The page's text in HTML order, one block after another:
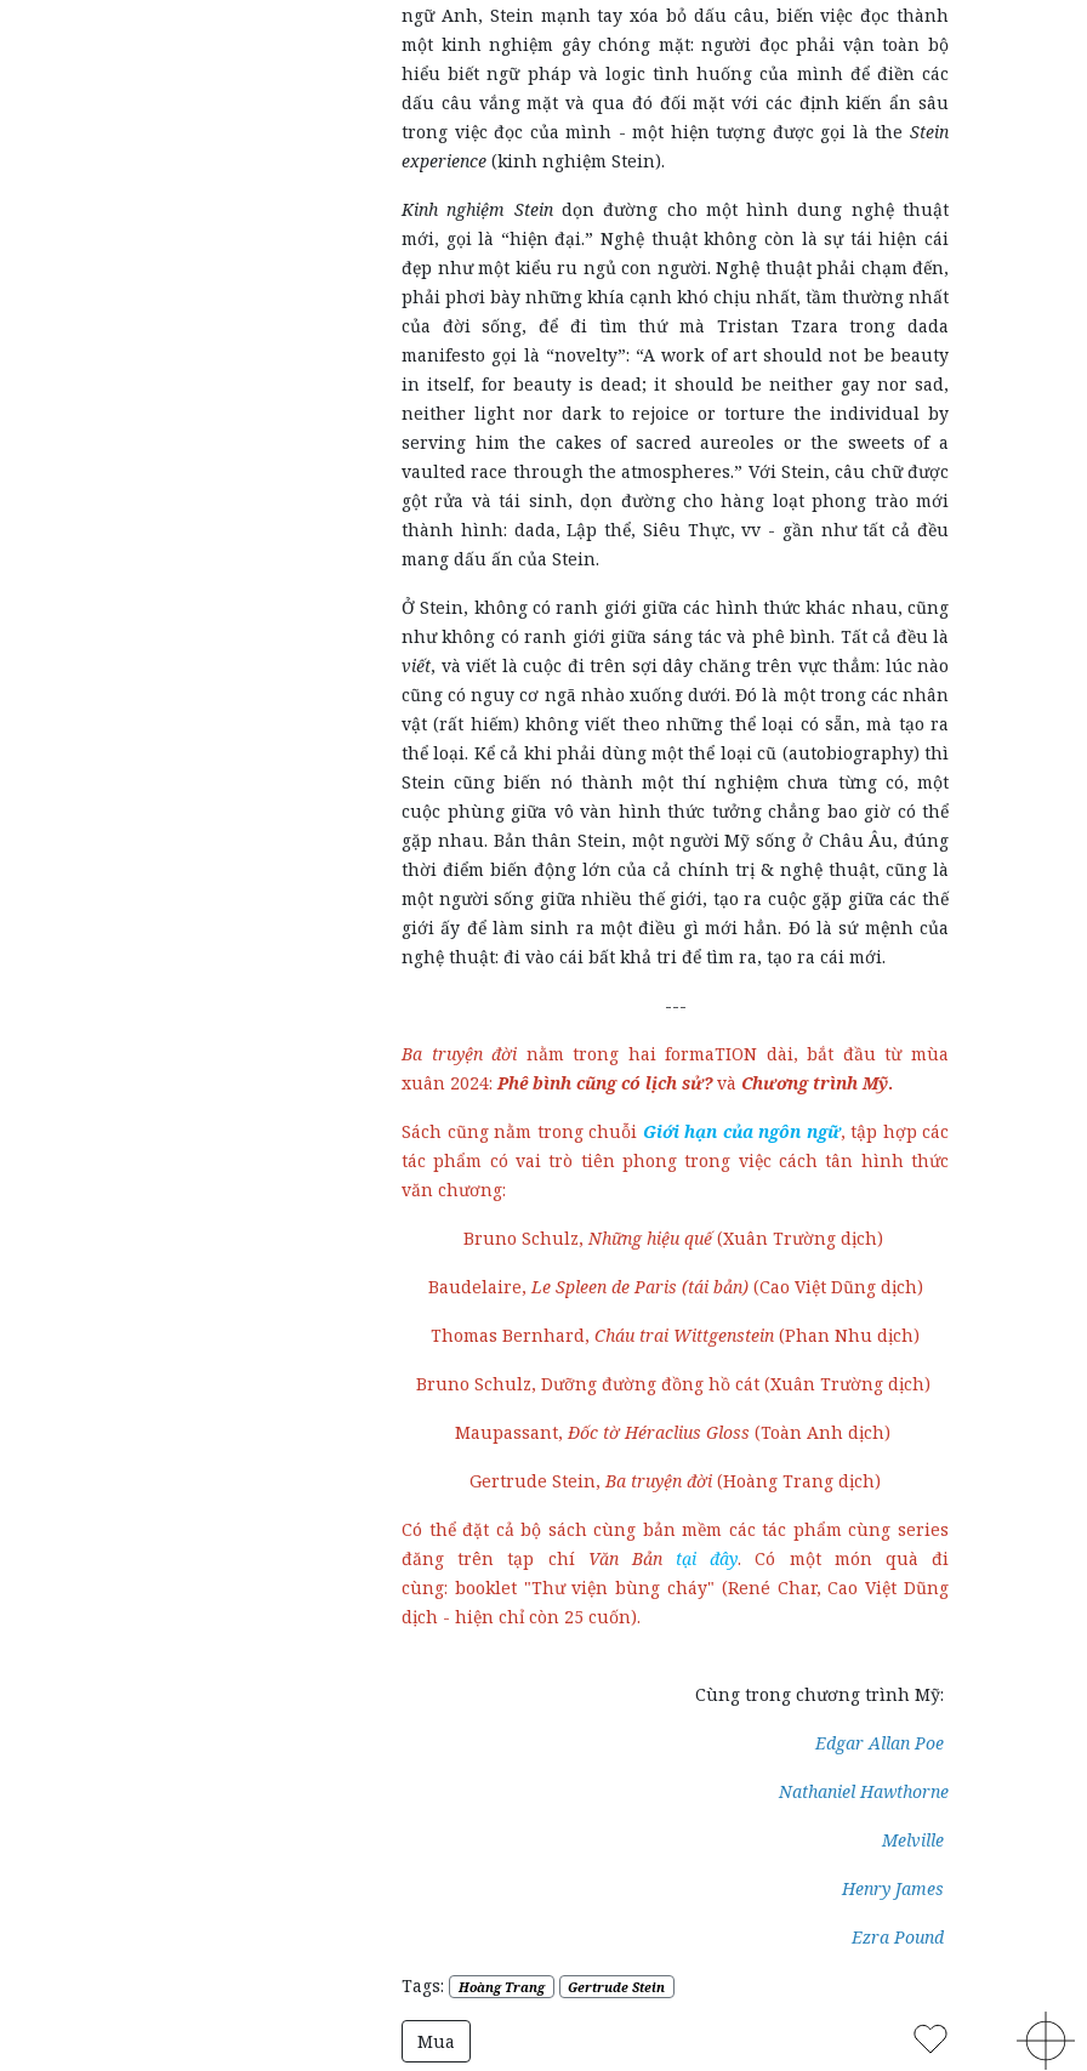
ngữ Anh, Stein mạnh tay xóa bỏ dấu câu, biến việc đọc thành
một kinh nghiệm gây chóng mặt: người đọc phải vận toàn bộ
hiểu biết ngữ pháp và logic tình huống của mình để điền các
dấu câu vắng mặt và qua đó đối mặt với các định kiến ẩn sâu
trong việc đọc của mình - một hiện tượng được gọi là the Stein
experience (kinh nghiệm Stein).
Kinh nghiệm Steindọn đường cho một hình dung nghệ thuật
mới, gọi là “hiện đại.” Nghệ thuật không còn là sự tái hiện cái
đẹp như một kiểu ru ngủ con người. Nghệ thuật phải chạm đến,
phải phơi bày những khía cạnh khó chịu nhất, tầm thường nhất
của đời sống, để đi tìm thứ mà Tristan Tzara trong dada
manifesto gọi là “novelty”: “A work of art should not be beauty
in itself, for beauty is dead; it should be neither gay nor sad,
neither light nor dark to rejoice or torture the individual by
serving him the cakes of sacred aureoles or the sweets of a
vaulted race through the atmospheres.” Với Stein, câu chữ được
gột rửa và tái sinh, dọn đường cho hàng loạt phong trào mới
thành hình: dada, Lập thể, Siêu Thực, vv - gần như tất cả đều
mang dấu ấn của Stein.
Ở Stein, không có ranh giới giữa các hình thức khác nhau, cũng
như không có ranh giới giữa sáng tác và phê bình. Tất cả đều là
viết, và viết là cuộc đi trên sợi dây chăng trên vực thẳm: lúc nào
cũng có nguy cơ ngã nhào xuống dưới. Đó là một trong các nhân
vật (rất hiếm) không viết theo những thể loại có sẵn, mà tạo ra
thể loại. Kể cả khi phải dùng một thể loại cũ (autobiography) thì
Stein cũng biến nó thành một thí nghiệm chưa từng có, một
cuộc phùng giữa vô vàn hình thức tưởng chẳng bao giờ có thể
gặp nhau. Bản thân Stein, một người Mỹ sống ở Châu Âu, đúng
thời điểm biến động lớn của cả chính trị & nghệ thuật, cũng là
một người sống giữa nhiều thế giới, tạo ra cuộc gặp giữa các thế
giới ấy để làm sinh ra một điều gì mới hẳn. Đó là sứ mệnh của
nghệ thuật: đi vào cái bất khả tri để tìm ra, tạo ra cái mới.
---
Ba truyện đời nằm trong hai formaTION dài, bắt đầu từ mùa
xuân 2024: Phê bình cũng có lịch sử? và Chương trình Mỹ.
Sách cũng nằm trong chuỗi Giới hạn của ngôn ngữ, tập hợp các
tác phẩm có vai trò tiên phong trong việc cách tân hình thức
văn chương:
Bruno Schulz, Những hiệu quế (Xuân Trường dịch)
Baudelaire, Le Spleen de Paris (tái bản)(Cao Việt Dũng dịch)
Thomas Bernhard, Cháu trai Wittgenstein (Phan Nhu dịch)
Bruno Schulz, Dưỡng đường đồng hồ cát (Xuân Trường dịch)
Maupassant, Đốc tờ Héraclius Gloss (Toàn Anh dịch)
Gertrude Stein, Ba truyện đời (Hoàng Trang dịch)
Có thể đặt cả bộ sách cùng bản mềm các tác phẩm cùng series
đăng trên tạp chí Văn Bản tại đây. Có một món quà đi
cùng: booklet "Thư viện bùng cháy" (René Char, Cao Việt Dũng
dịch - hiện chỉ còn 25 cuốn).
Cùng trong chương trình Mỹ:
Edgar Allan Poe
Nathaniel Hawthorne
Melville
Henry James
Ezra Pound
Tags: Hoàng Trang Gertrude Stein
Mua